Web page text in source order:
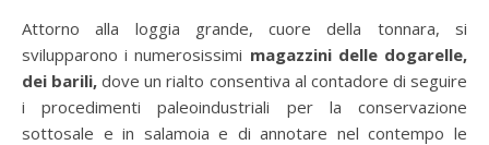
Attorno alla loggia grande, cuore della tonnara, si
svilupparono i numerosissimi magazzini delle dogarelle,
dei barili, dove un rialto consentiva al contadore di seguire
i procedimenti paleoindustriali per la conservazione
sottosale e in salamoia e di annotare nel contempo le